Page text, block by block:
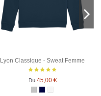
Lyon Classique - Sweat Femme
Du 45,00 €
Gris Chiné
Bleu Marine
Blanc chiné